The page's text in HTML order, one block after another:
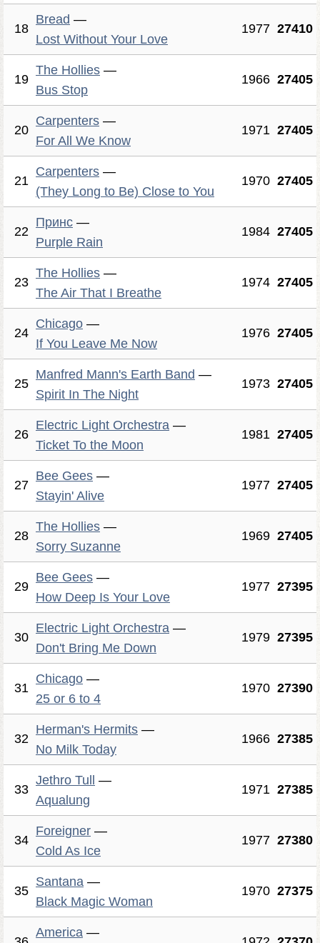
18
Bread —
Lost Without Your Love
1977 27410
19
The Hollies —
Bus Stop
1966 27405
20
Carpenters —
For All We Know
1971 27405
21
Carpenters —
(They Long to Be) Close to You
1970 27405
22
Принс —
Purple Rain
1984 27405
23
The Hollies —
The Air That I Breathe
1974 27405
24
Chicago —
If You Leave Me Now
1976 27405
25
Manfred Mann's Earth Band —
Spirit In The Night
1973 27405
26
Electric Light Orchestra —
Ticket To the Moon
1981 27405
27
Bee Gees —
Stayin' Alive
1977 27405
28
The Hollies —
Sorry Suzanne
1969 27405
29
Bee Gees —
How Deep Is Your Love
1977 27395
30
Electric Light Orchestra —
Don't Bring Me Down
1979 27395
31
Chicago —
25 or 6 to 4
1970 27390
32
Herman's Hermits —
No Milk Today
1966 27385
33
Jethro Tull
—
Aqualung
1971 27385
34
Foreigner —
Cold As Ice
1977 27380
35
Santana —
Black Magic Woman
1970 27375
America —